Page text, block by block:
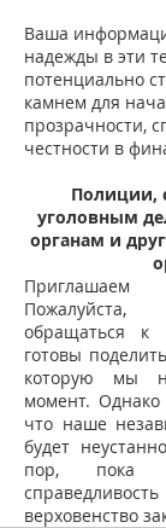
Ваша
надежды в эти
потенциально
камнем для
прозрачности,
честности в
Полиции,
уголовным
органам и
Приглашаем
обращаться
готовы
которую мы
момент.
что наше
будет
пор, пока
верховенство